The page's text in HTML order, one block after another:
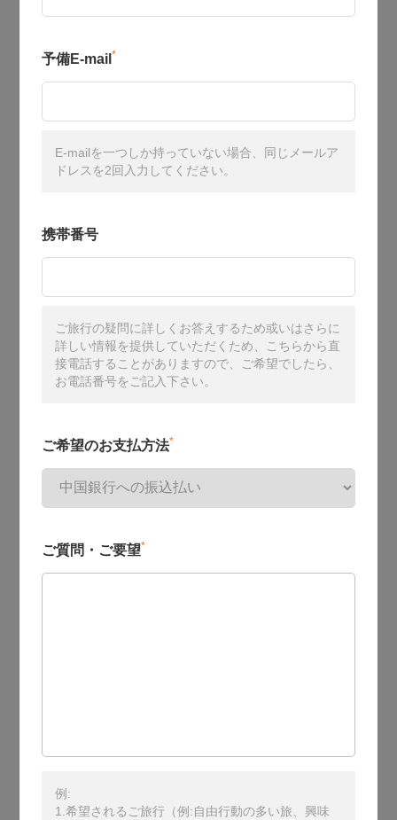
予備E-mail *
E-mailを一つしか持っていない場合、同じメールア
ドレスを2回入力してください。
携帯番号
ご旅行の疑問に詳しくお答えするため或いはさらに
詳しい情報を提供していただくため、こちらから直
接電話することがありますので、ご希望でしたら、
お電話番号をご記入下さい。
ご希望のお支払方法*
ご質問・ご要望*
例:
1.希望されるご旅行（例:自由行動の多い旅、興味